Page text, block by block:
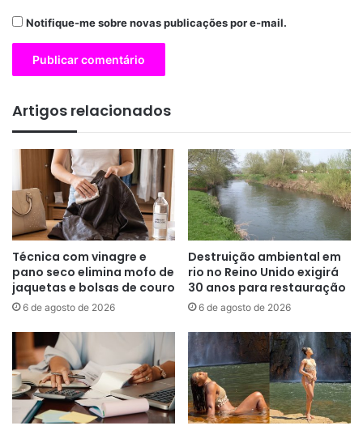
Notifique-me sobre novas publicações por e-mail.
Artigos relacionados
Técnica com vinagre e
pano seco elimina mofo de
jaquetas e bolsas de couro
6 de agosto de 2026
Destruição ambiental em
rio no Reino Unido exigirá
30 anos para restauração
6 de agosto de 2026